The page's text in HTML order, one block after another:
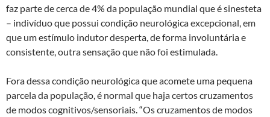
faz parte de cerca de 4% da população mundial que é sinesteta
– indivíduo que possui condição neurológica excepcional, em
que um estímulo indutor desperta, de forma involuntária e
consistente, outra sensação que não foi estimulada.
Fora dessa condição neurológica que acomete uma pequena
parcela da população, é normal que haja certos cruzamentos
de modos cognitivos/sensoriais. “Os cruzamentos de modos